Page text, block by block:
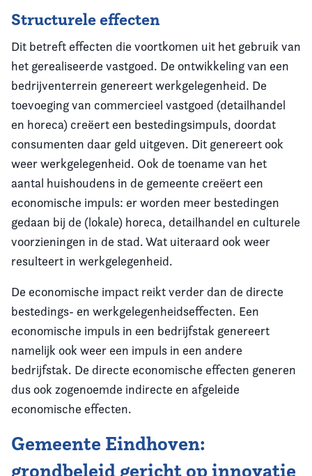
Structurele effecten
Dit betreft effecten die voortkomen uit het gebruik van
het gerealiseerde vastgoed. De ontwikkeling van een
bedrijventerrein genereert werkgelegenheid. De
toevoeging van commercieel vastgoed (detailhandel
en horeca) creëert een bestedingsimpuls, doordat
consumenten daar geld uitgeven. Dit genereert ook
weer werkgelegenheid. Ook de toename van het
aantal huishoudens in de gemeente creëert een
economische impuls: er worden meer bestedingen
gedaan bij de (lokale) horeca, detailhandel en culturele
voorzieningen in de stad. Wat uiteraard ook weer
resulteert in werkgelegenheid.
De economische impact reikt verder dan de directe
bestedings- en werkgelegenheidseffecten. Een
economische impuls in een bedrijfstak genereert
namelijk ook weer een impuls in een andere
bedrijfstak. De directe economische effecten generen
dus ook zogenoemde indirecte en afgeleide
economische effecten.
Gemeente Eindhoven:
grondbeleid gericht op innovatie